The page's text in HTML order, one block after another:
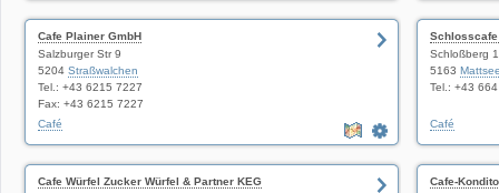
Cafe Plainer GmbH
Salzburger Str 9
5204 Straßwalchen
Tel.: +43 6215 7227
Fax: +43 6215 7227
Café
Schlosscafe
Schloßberg 1
5163
Tel.: +43
Café
Cafe Würfel Zucker Würfel & Partner KEG
Cafe-